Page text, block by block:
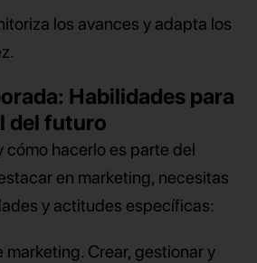
los avances y adapta los
Habilidades para
del futuro
cómo hacerlo es parte del
en marketing, necesitas
y actitudes específicas:
marketing. Crear, gestionar y